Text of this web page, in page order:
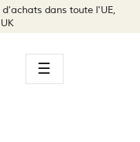
dans toute l'UE,
Toggle
navigation
☰